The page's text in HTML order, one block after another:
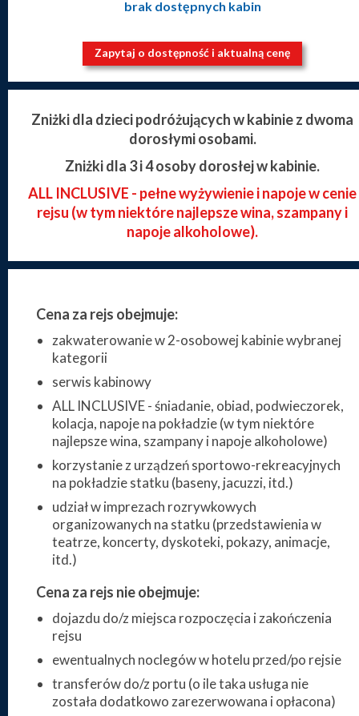
brak dostępnych kabin
Zapytaj o dostępność i aktualną cenę
Zniżki dla dzieci podróżujących w kabinie z dwoma
dorosłymi osobami.
Zniżki dla 3 i 4 osoby dorosłej w kabinie.
ALL INCLUSIVE - pełne wyżywienie i napoje w cenie
rejsu (w tym niektóre najlepsze wina, szampany i
napoje alkoholowe).
Cena za rejs obejmuje:
zakwaterowanie w 2-osobowej kabinie wybranej
kategorii
serwis kabinowy
ALL INCLUSIVE - śniadanie, obiad, podwieczorek,
kolacja, napoje na pokładzie (w tym niektóre
najlepsze wina, szampany i napoje alkoholowe)
korzystanie z urządzeń sportowo-rekreacyjnych
na pokładzie statku (baseny, jacuzzi, itd.)
udział w imprezach rozrywkowych
organizowanych na statku (przedstawienia w
teatrze, koncerty, dyskoteki, pokazy, animacje,
itd.)
Cena za rejs nie obejmuje:
dojazdu do/z miejsca rozpoczęcia i zakończenia
rejsu
ewentualnych noclegów w hotelu przed/po rejsie
transferów do/z portu (o ile taka usługa nie
została dodatkowo zarezerwowana i opłacona)